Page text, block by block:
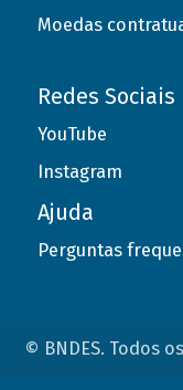
Moedas
Redes Sociais
YouTube
Instagram
Ajuda
Perguntas
© BNDES. Todos